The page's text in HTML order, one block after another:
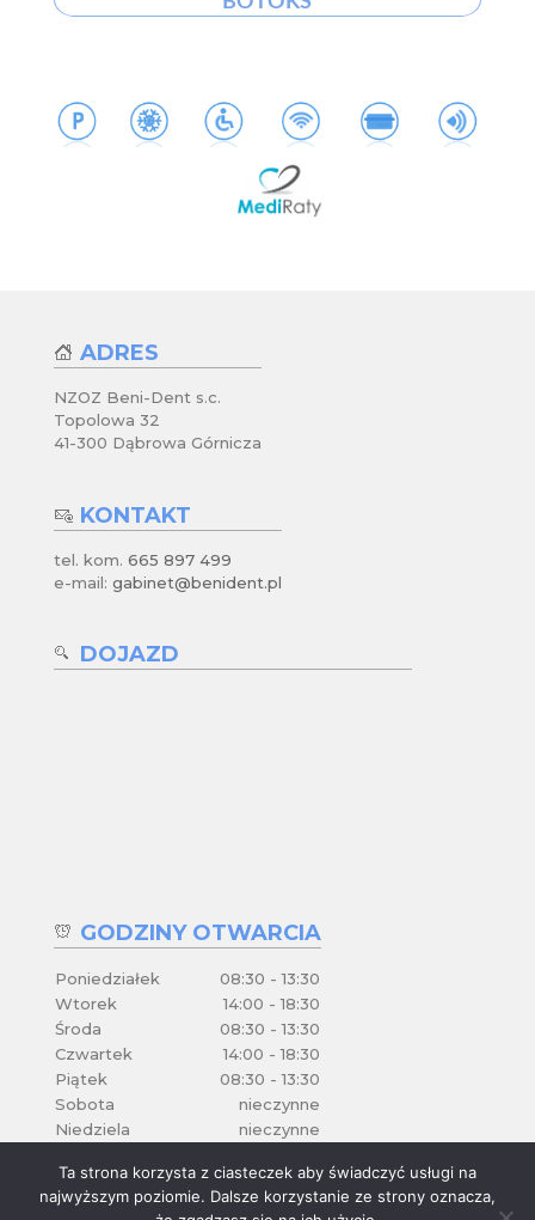
ADRES
NZOZ Beni-Dent s.c.
Topolowa 32
41-300 Dąbrowa Górnicza
KONTAKT
tel. kom. 665 897 499
e-mail: gabinet@benident.pl
DOJAZD
GODZINY OTWARCIA
Poniedziałek
08:30 - 13:30
Wtorek
14:00 - 18:30
Środa
08:30 - 13:30
Czwartek
14:00 - 18:30
Piątek
08:30 - 13:30
Sobota
nieczynne
Niedziela
nieczynne
Ta strona korzysta z ciasteczek aby świadczyć usługi na
najwyższym poziomie. Dalsze korzystanie ze strony oznacza,